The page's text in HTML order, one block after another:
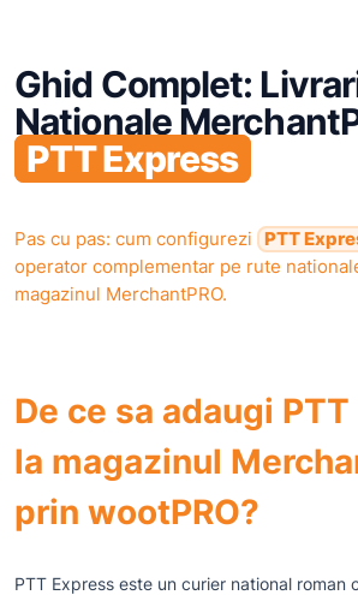
Ghid Complet:
Nationale
PTT Express
Pas cu pas: cum configurezi PTT
operator complementar pe rute
magazinul MerchantPRO.
De ce sa adaugi
la magazinul
prin wootPRO?
PTT Express este un curier national roman